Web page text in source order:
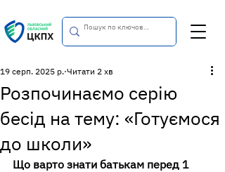
Розпочинаємо серію
бесід на тему: «Готуємося
до школи»
19 серп. 2025 р. Читати 2 хв
Що варто знати батькам перед 1